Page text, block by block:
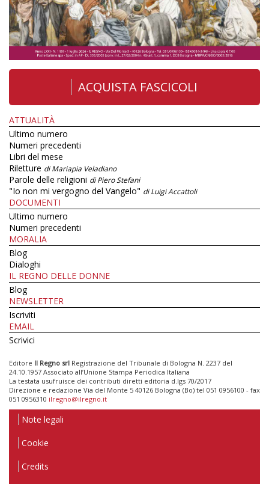
ACQUISTA FASCICOLI
ATTUALITÀ
Ultimo numero
Numeri precedenti
Libri del mese
Riletture di Mariapia Veladiano
Parole delle religioni di Piero Stefani
"Io non mi vergogno del Vangelo" di Luigi Accattoli
DOCUMENTI
Ultimo numero
Numeri precedenti
MORALIA
Blog
Dialoghi
IL REGNO DELLE DONNE
Blog
NEWSLETTER
Iscriviti
EMAIL
Scrivici
Editore Il Regno srl Registrazione del Tribunale di Bologna N. 2237 del
24.10.1957 Associato all’Unione Stampa Periodica Italiana
La testata usufruisce dei contributi diretti editoria d.lgs 70/2017
Direzione e redazione Via del Monte 5 40126 Bologna (Bo) tel 051 0956100 - fax
051 0956310 ilregno@ilregno.it
Note legali
Cookie
Credits